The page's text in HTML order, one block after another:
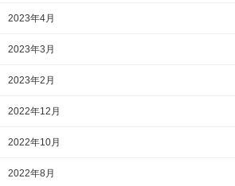
2023年4月
2023年3月
2023年2月
2022年12月
2022年10月
2022年8月